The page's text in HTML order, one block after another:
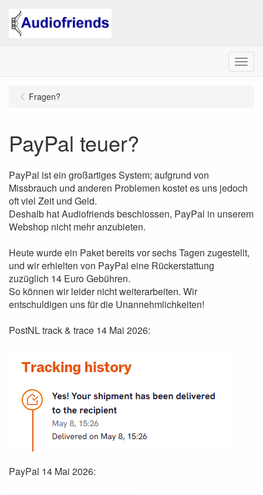
Menu
Fragen?
PayPal teuer?
PayPal ist ein großartiges System; aufgrund von
Missbrauch und anderen Problemen kostet es uns jedoch
oft viel Zeit und Geld.
Deshalb hat Audiofriends beschlossen, PayPal in unserem
Webshop nicht mehr anzubieten.
Heute wurde ein Paket bereits vor sechs Tagen zugestellt,
und wir erhielten von PayPal eine Rückerstattung
zuzüglich 14 Euro Gebühren.
So können wir leider nicht weiterarbeiten. Wir
entschuldigen uns für die Unannehmlichkeiten!
PostNL track & trace 14 Mai 2026:
PayPal 14 Mai 2026: